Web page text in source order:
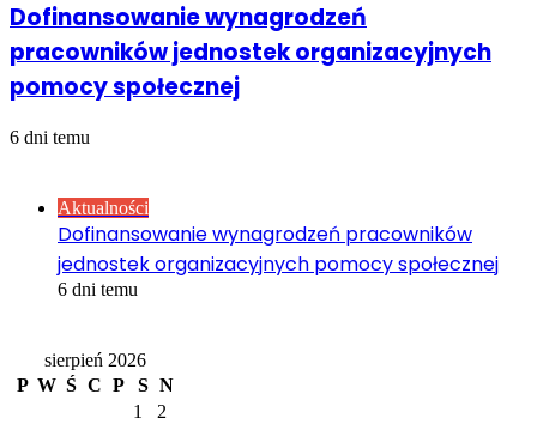
Dofinansowanie wynagrodzeń
pracowników jednostek organizacyjnych
pomocy społecznej
6 dni temu
Aktualności
Dofinansowanie wynagrodzeń pracowników
jednostek organizacyjnych pomocy społecznej
6 dni temu
sierpień 2026
P W Ś C P S N
1
2